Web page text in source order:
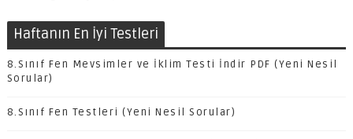
Haftanın En İyi Testleri
8.Sınıf Fen Mevsimler ve İklim Testi İndir PDF (Yeni Nesil
Sorular)
8.Sınıf Fen Testleri (Yeni Nesil Sorular)